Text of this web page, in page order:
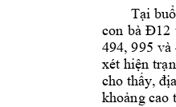
Tại
con bà Đ12
494, 995 và
xét hiện
cho thấy,
khoảng cao t